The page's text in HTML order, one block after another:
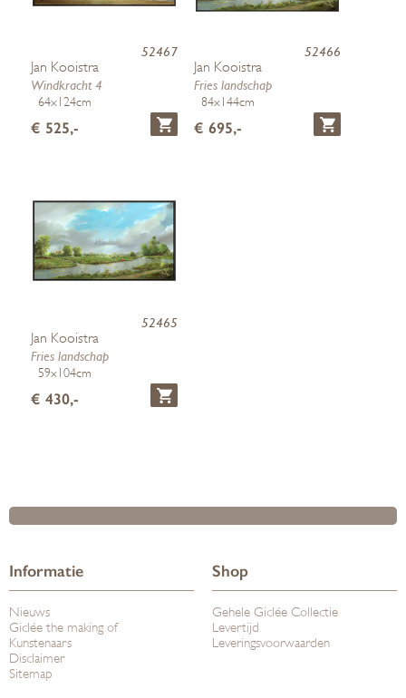
52467
Jan Kooistra
Windkracht 4
64x124cm
€ 525,-
52466
Jan Kooistra
Fries landschap
84x144cm
€ 695,-
52465
Jan Kooistra
Fries landschap
59x104cm
€ 430,-
Informatie
Nieuws
Giclée the making of
Kunstenaars
Disclaimer
Sitemap
Shop
Gehele Giclée Collectie
Levertijd
Leveringsvoorwaarden